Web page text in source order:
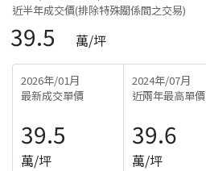
近半年成交價(排除特殊關係間之交易)
39.5 萬/坪
2026年/01月
最新成交單價
39.5
萬/坪
2024年/07月
近兩年最高單價
39.6
萬/坪